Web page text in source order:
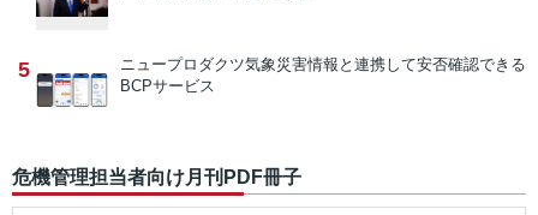
5 ニュープロダクツ気象災害情報と連携して安否確認できる
BCPサービス
危機管理担当者向け月刊PDF冊子